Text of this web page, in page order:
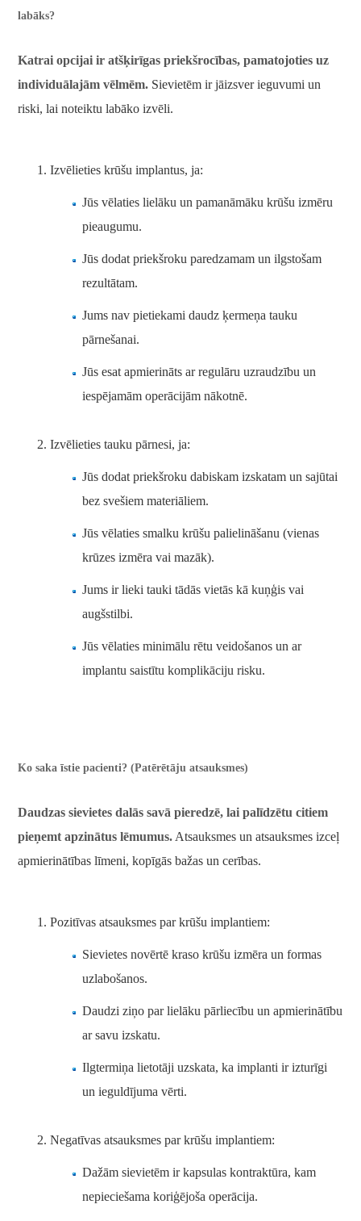
labāks?
Katrai opcijai ir atšķirīgas priekšrocības, pamatojoties uz
individuālajām vēlmēm. Sievietēm ir jāizsver ieguvumi un
riski, lai noteiktu labāko izvēli.
Izvēlieties krūšu implantus, ja:
Jūs vēlaties lielāku un pamanāmāku krūšu izmēru
pieaugumu.
Jūs dodat priekšroku paredzamam un ilgstošam
rezultātam.
Jums nav pietiekami daudz ķermeņa tauku
pārnešanai.
Jūs esat apmierināts ar regulāru uzraudzību un
iespējamām operācijām nākotnē.
Izvēlieties tauku pārnesi, ja:
Jūs dodat priekšroku dabiskam izskatam un sajūtai
bez svešiem materiāliem.
Jūs vēlaties smalku krūšu palielināšanu (vienas
krūzes izmēra vai mazāk).
Jums ir lieki tauki tādās vietās kā kuņģis vai
augšstilbi.
Jūs vēlaties minimālu rētu veidošanos un ar
implantu saistītu komplikāciju risku.
Ko saka īstie pacienti? (Patērētāju atsauksmes)
Daudzas sievietes dalās savā pieredzē, lai palīdzētu citiem
pieņemt apzinātus lēmumus. Atsauksmes un atsauksmes izceļ
apmierinātības līmeni, kopīgās bažas un cerības.
Pozitīvas atsauksmes par krūšu implantiem:
Sievietes novērtē kraso krūšu izmēra un formas
uzlabošanos.
Daudzi ziņo par lielāku pārliecību un apmierinātību
ar savu izskatu.
Ilgtermiņa lietotāji uzskata, ka implanti ir izturīgi
un ieguldījuma vērti.
Negatīvas atsauksmes par krūšu implantiem:
Dažām sievietēm ir kapsulas kontraktūra, kam
nepieciešama koriģējoša operācija.